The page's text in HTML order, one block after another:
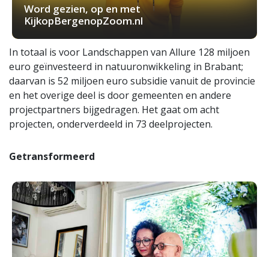
Word gezien, op en met
KijkopBergenopZoom.nl
In totaal is voor Landschappen van Allure 128 miljoen
euro geïnvesteerd in natuuronwikkeling in Brabant;
daarvan is 52 miljoen euro subsidie vanuit de provincie
en het overige deel is door gemeenten en andere
projectpartners bijgedragen. Het gaat om acht
projecten, onderverdeeld in 73 deelprojecten.
Getransformeerd